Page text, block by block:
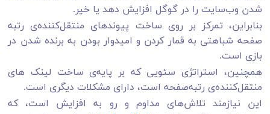
شدن وب‌سایت را در گوگل افزایش دهد یا خیر.
بنابراین، تمرکز بر روی ساخت پیوندهای منتقل‌کننده‌ی رتبه‌
صفحه شباهتی به قمار کردن و امیدوار بودن به برنده شدن در
بازی است.
همچنین، استراتژی سئویی که بر پایه‌ی ساخت لینک های
منتقل‌کننده‌ی رتبه‌صفحه است، دارای مشکلات دیگری است.
این نیازمند تلاش‌های مداوم و رو به افزایش است، که